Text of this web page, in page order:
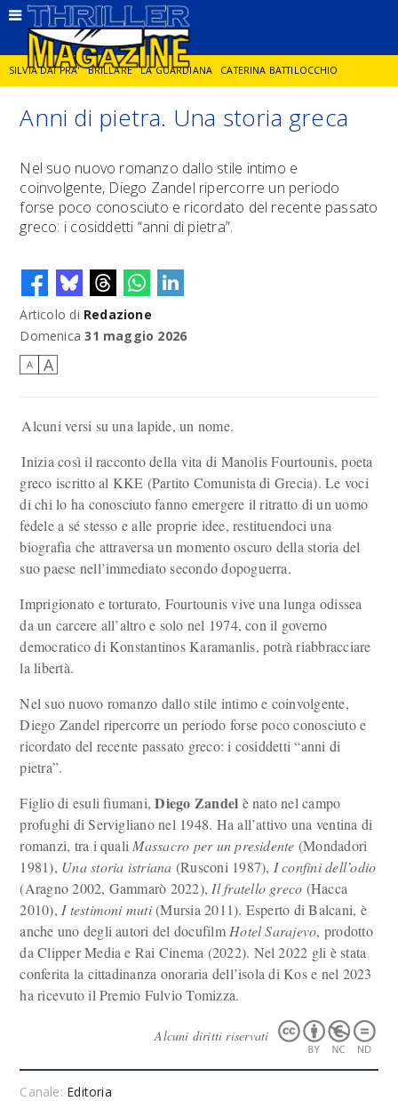
SILVIA DAI PRA' BRILLARE LA GUARDIANA CATERINA BATTILOCCHIO
JORGE DIAZ LA SPIA DELITTO IN CORNICE GIANCARLO DE CATALDO
DIEGO ZANDEL GLI ANNI DI PIETRA
Anni di pietra. Una storia greca
Nel suo nuovo romanzo dallo stile intimo e
coinvolgente, Diego Zandel ripercorre un periodo
forse poco conosciuto e ricordato del recente passato
greco: i cosiddetti “anni di pietra”.
Articolo di Redazione
Domenica 31 maggio 2026
A A
Alcuni versi su una lapide, un nome.
Inizia così il racconto della vita di Manolis Fourtounis, poeta
greco iscritto al KKE (Partito Comunista di Grecia). Le voci
di chi lo ha conosciuto fanno emergere il ritratto di un uomo
fedele a sé stesso e alle proprie idee, restituendoci una
biografia che attraversa un momento oscuro della storia del
suo paese nell’immediato secondo dopoguerra.
Imprigionato e torturato, Fourtounis vive una lunga odissea
da un carcere all’altro e solo nel 1974, con il governo
democratico di Konstantinos Karamanlis, potrà riabbracciare
la libertà.
Nel suo nuovo romanzo dallo stile intimo e coinvolgente,
Diego Zandel ripercorre un periodo forse poco conosciuto e
ricordato del recente passato greco: i cosiddetti “anni di
pietra”.
Figlio di esuli fiumani,Diego Zandel è nato nel campo
profughi di Servigliano nel 1948. Ha all’attivo una ventina di
romanzi, tra i quali Massacro per un presidente (Mondadori
1981), Una storia istriana (Rusconi 1987), I confini dell’odio
(Aragno 2002, Gammarò 2022), Il fratello greco (Hacca
2010), I testimoni muti(Mursia 2011). Esperto di Balcani, è
anche uno degli autori del docufilm Hotel Sarajevo, prodotto
da Clipper Media e Rai Cinema (2022). Nel 2022 gli è stata
conferita la cittadinanza onoraria dell’isola di Kos e nel 2023
ha ricevuto il Premio Fulvio Tomizza.
Alcuni diritti riservati
Canale: Editoria